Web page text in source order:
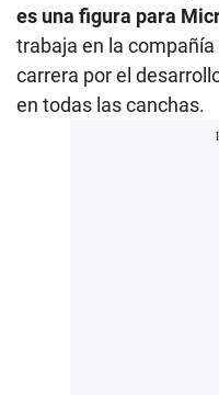
es una figura para
trabaja en la
carrera por el
en todas las canchas.